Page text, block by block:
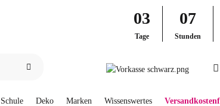
03
Tage
07
Stunden
Schule Deko Marken Wissenswertes